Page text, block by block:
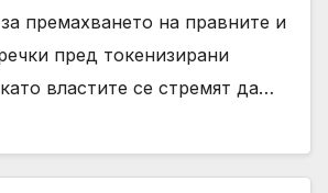
премахването на правните и
пред токенизирани
властите се стремят да…